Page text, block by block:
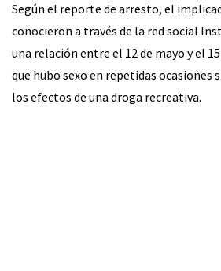
Según el reporte de arresto, el
conocieron a través de la red social
una relación entre el 12 de mayo y el
que hubo sexo en repetidas ocasiones
los efectos de una droga recreativa.